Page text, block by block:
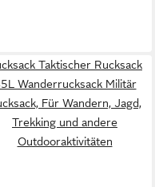
Taktischer Rucksack
Wanderrucksack Militär
Für Wandern, Jagd,
Trekking und andere
Outdooraktivitäten